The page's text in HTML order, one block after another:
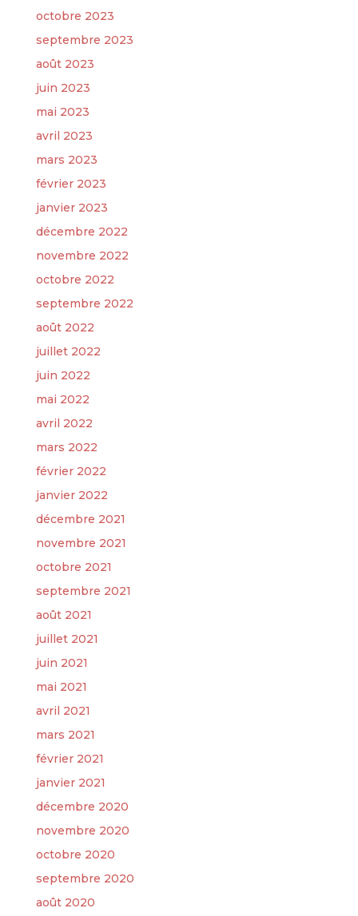
octobre 2023
septembre 2023
août 2023
juin 2023
mai 2023
avril 2023
mars 2023
février 2023
janvier 2023
décembre 2022
novembre 2022
octobre 2022
septembre 2022
août 2022
juillet 2022
juin 2022
mai 2022
avril 2022
mars 2022
février 2022
janvier 2022
décembre 2021
novembre 2021
octobre 2021
septembre 2021
août 2021
juillet 2021
juin 2021
mai 2021
avril 2021
mars 2021
février 2021
janvier 2021
décembre 2020
novembre 2020
octobre 2020
septembre 2020
août 2020